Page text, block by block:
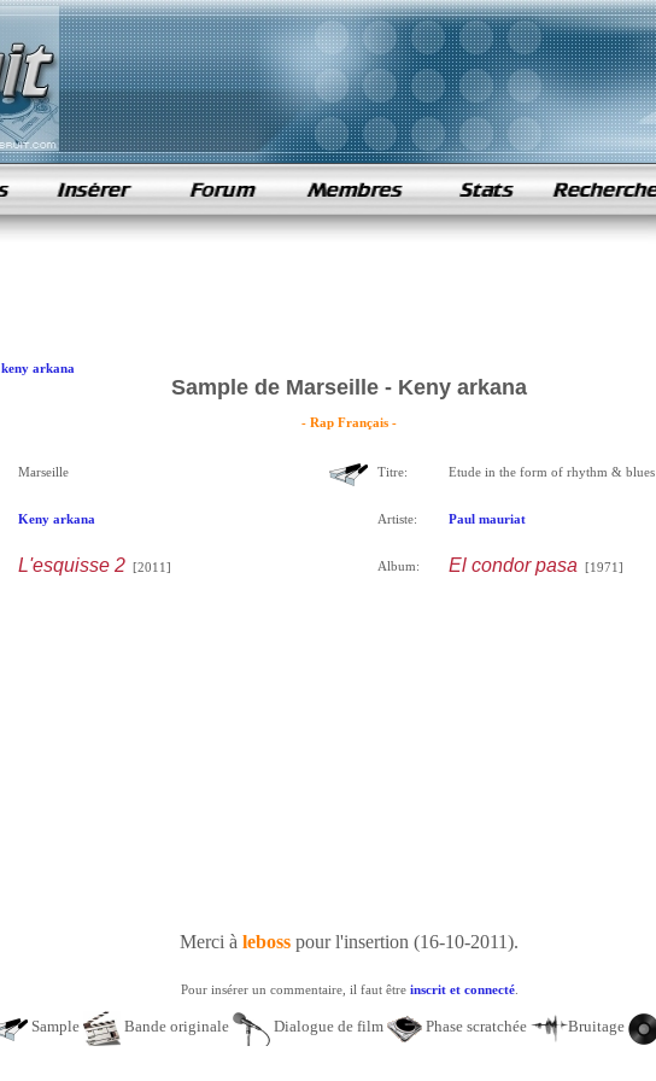
keny arkana
Sample de Marseille - Keny arkana
- Rap Français -
Marseille
Keny arkana
L'esquisse 2[2011]
Titre: Etude in the form of rhythm & blues
Artiste: Paul mauriat
Album: El condor pasa [1971]
Merci à leboss pour l'insertion (16-10-2011).
Pour insérer un commentaire, il faut être inscrit et connecté.
Sample Bande originale Dialogue de film Phase scratchée Bruitage